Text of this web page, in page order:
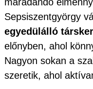
Sepsiszentgyörgy
egyedülálló
előnyben, ahol
Nagyon sokan a
szeretik, ahol